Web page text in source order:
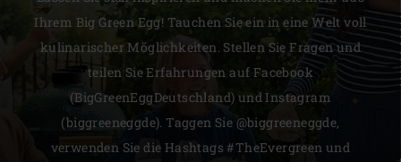
Ihrem Big Green Egg! Tauchen Sie ein in eine Welt voll
kulinarischer Möglichkeiten. Stellen Sie Fragen und
teilen Sie Erfahrungen auf Facebook
(BigGreenEggDeutschland) und Instagram
(biggreeneggde). Taggen Sie @biggreeneggde,
verwenden Sie die Hashtags #TheEvergreen und